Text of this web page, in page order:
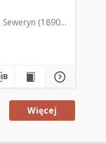
Seweryn (1890-1940). Red.
Więcej